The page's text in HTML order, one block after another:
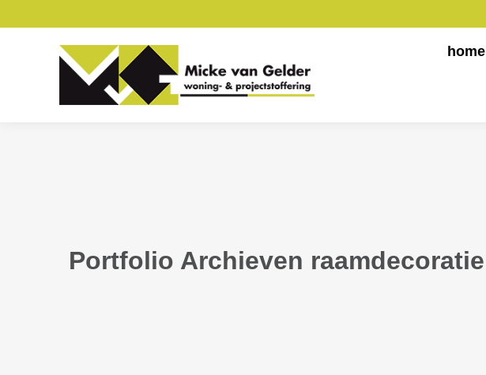
home
Portfolio Archieven raamdecoratie